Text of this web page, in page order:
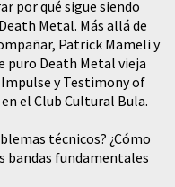
por qué sigue siendo
Metal. Más allá de
Patrick Mameli y
puro Death Metal vieja
y Testimony of
el Club Cultural Bula.
técnicos? ¿Cómo
bandas fundamentales